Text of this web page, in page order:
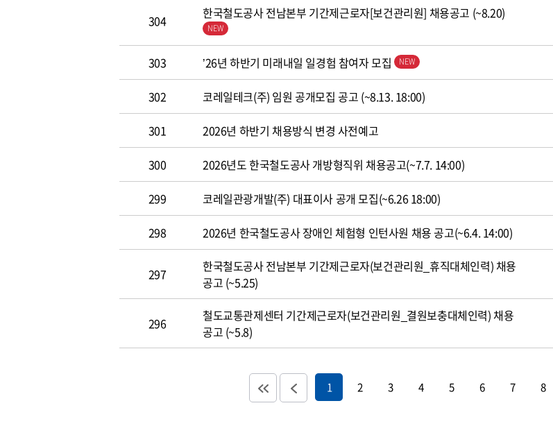
304 한국철도공사 전남본부 기간제근로자[보건관리원] 채용공고 (~8.20)
303 ’26년 하반기 미래내일 일경험 참여자 모집
302 코레일테크(주) 임원 공개모집 공고 (~8.13. 18:00)
301 2026년 하반기 채용방식 변경 사전예고
300 2026년도 한국철도공사 개방형직위 채용공고(~7.7. 14:00)
299 코레일관광개발(주) 대표이사 공개 모집(~6.26 18:00)
298 2026년 한국철도공사 장애인 체험형 인턴사원 채용 공고(~6.4. 14:00)
297
한국철도공사 전남본부 기간제근로자(보건관리원_휴직대체인력) 채용
공고 (~5.25)
296
철도교통관제센터 기간제근로자(보건관리원_결원보충대체인력) 채용
공고 (~5.8)
1 2 3 4 5 6 7 8